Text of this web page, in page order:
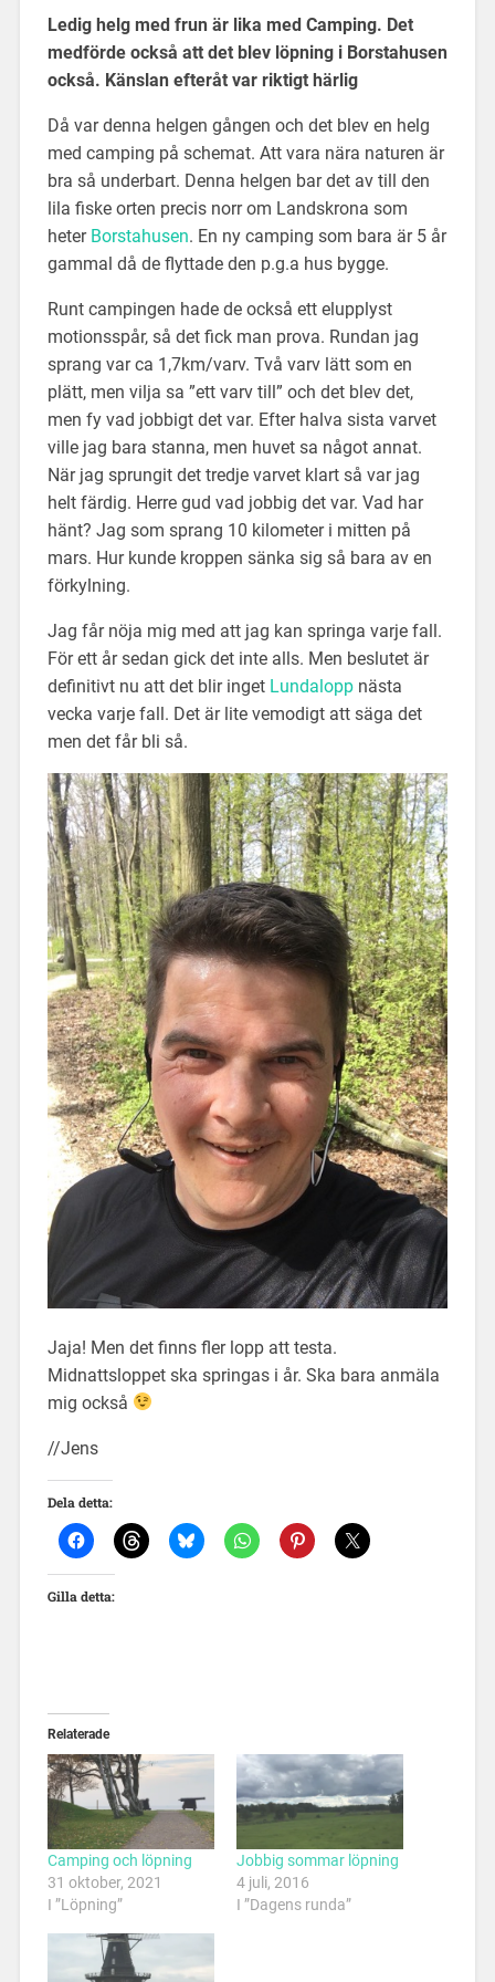
Ledig helg med frun är lika med Camping. Det
medförde också att det blev löpning i Borstahusen
också. Känslan efteråt var riktigt härlig
Då var denna helgen gången och det blev en helg
med camping på schemat. Att vara nära naturen är
bra så underbart. Denna helgen bar det av till den
lila fiske orten precis norr om Landskrona som
heter Borstahusen. En ny camping som bara är 5 år
gammal då de flyttade den p.g.a hus bygge.
Runt campingen hade de också ett elupplyst
motionsspår, så det fick man prova. Rundan jag
sprang var ca 1,7km/varv. Två varv lätt som en
plätt, men vilja sa ”ett varv till” och det blev det,
men fy vad jobbigt det var. Efter halva sista varvet
ville jag bara stanna, men huvet sa något annat.
När jag sprungit det tredje varvet klart så var jag
helt färdig. Herre gud vad jobbig det var. Vad har
hänt? Jag som sprang 10 kilometer i mitten på
mars. Hur kunde kroppen sänka sig så bara av en
förkylning.
Jag får nöja mig med att jag kan springa varje fall.
För ett år sedan gick det inte alls. Men beslutet är
definitivt nu att det blir inget Lundaloppnästa
vecka varje fall. Det är lite vemodigt att säga det
men det får bli så.
Jaja! Men det finns fler lopp att testa.
Midnattsloppet ska springas i år. Ska bara anmäla
mig också
//Jens
Dela detta:
Gilla detta:
Relaterade
Camping och löpning
31 oktober, 2021
I ”Löpning”
Jobbig sommar löpning
4 juli, 2016
I ”Dagens runda”